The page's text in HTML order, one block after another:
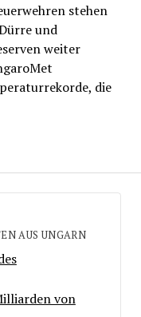
stehen
und
weiter
die
AUS UNGARN
von